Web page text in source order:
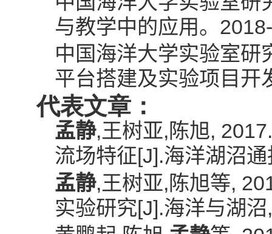
与教学中的应用。
中国海洋大学实验室研
平台搭建及实验项目开
代表文章：
孟静,王树亚, 陈旭, 2017.
流场特征[J].海洋湖沼通
孟静,王树亚, 陈旭等,
实验研究[J].海洋与湖沼